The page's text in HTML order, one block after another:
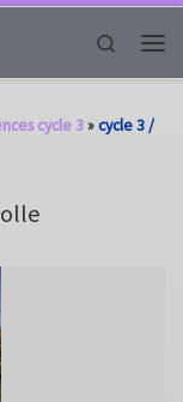
Search
cycle 3»cycle 3 /